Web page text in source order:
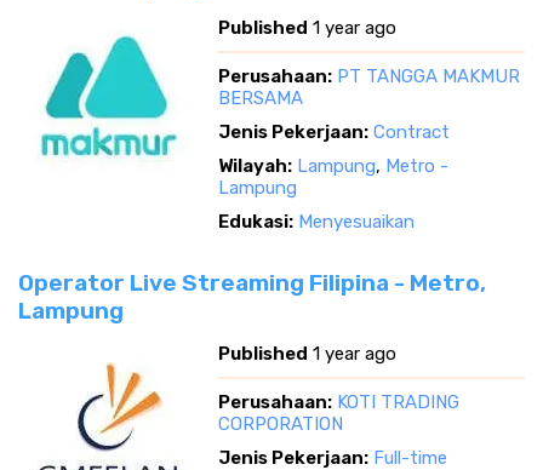
Published 1 year ago
Perusahaan: PT TANGGA MAKMUR
BERSAMA
Jenis Pekerjaan: Contract
Wilayah: Lampung, Metro -
Lampung
Edukasi: Menyesuaikan
Operator Live Streaming Filipina - Metro,
Lampung
Published 1 year ago
Perusahaan: KOTI TRADING
CORPORATION
Jenis Pekerjaan: Full-time